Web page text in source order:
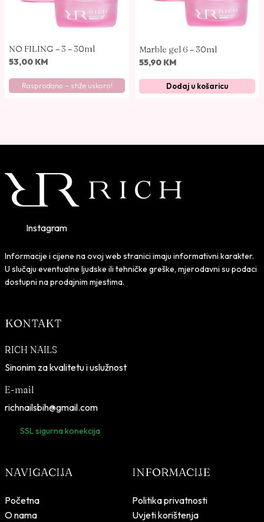
NO FILING – 3 – 30ml
53,00 KM
Rasprodano – stiže uskoro!
Marble gel 6 – 30ml
55,90 KM
Dodaj u košaricu
Instagram
Informacije i cijene na ovoj web stranici imaju informativni karakter.
U slučaju eventualne ljudske ili tehničke greške, mjerodavni su podaci
dostupni na prodajnim mjestima.
KONTAKT
RICH NAILS
Sinonim za kvalitetu i uslužnost
E-mail
richnailsbih@gmail.com
SSL sigurna konekcija
NAVIGACIJA
Početna
O nama
INFORMACIJE
Politika privatnosti
Uvjeti korištenja